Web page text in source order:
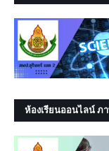
ห้องเรียนออนไลน์ ภ